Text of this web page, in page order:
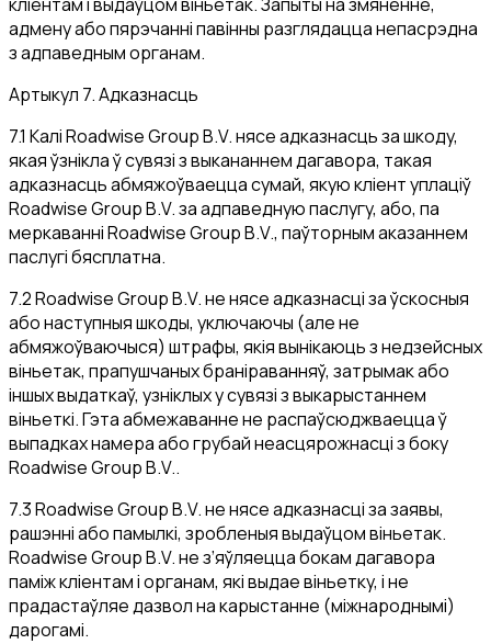
адмену або пярэчанні павінны разглядацца непасрэдна
з адпаведным органам.
Артыкул 7. Адказнасць
7.1 Калі Roadwise Group B.V. нясе адказнасць за шкоду,
якая ўзнікла ў сувязі з выкананнем дагавора, такая
адказнасць абмяжоўваецца сумай, якую кліент уплаціў
Roadwise Group B.V. за адпаведную паслугу, або, па
меркаванні Roadwise Group B.V., паўторным аказаннем
паслугі бясплатна.
7.2 Roadwise Group B.V. не нясе адказнасці за ўскосныя
або наступныя шкоды, уключаючы (але не
абмяжоўваючыся) штрафы, якія вынікаюць з недзейсных
віньетак, прапушчаных браніраванняў, затрымак або
іншых выдаткаў, узніклых у сувязі з выкарыстаннем
віньеткі. Гэта абмежаванне не распаўсюджваецца ў
выпадках намера або грубай неасцярожнасці з боку
Roadwise Group B.V..
7.3 Roadwise Group B.V. не нясе адказнасці за заявы,
рашэнні або памылкі, зробленыя выдаўцом віньетак.
Roadwise Group B.V. не з’яўляецца бокам дагавора
паміж кліентам і органам, які выдае віньетку, і не
прадастаўляе дазвол на карыстанне (міжнароднымі)
дарогамі.